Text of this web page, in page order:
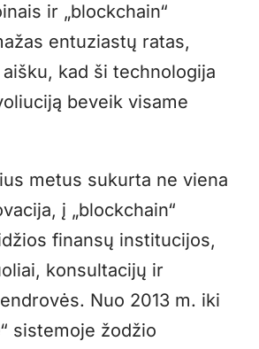
ir „blockchain“
entuziastų ratas,
kad ši technologija
beveik visame
metus sukurta ne viena
į „blockchain“
finansų institucijos,
konsultacijų ir
Nuo 2013 m. iki
sistemoje žodžio